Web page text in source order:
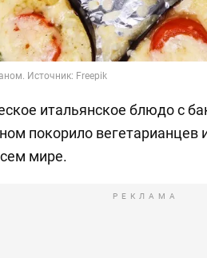
Источник: Freepik
итальянское блюдо с
покорило вегетарианцев
мире.
РЕКЛАМА